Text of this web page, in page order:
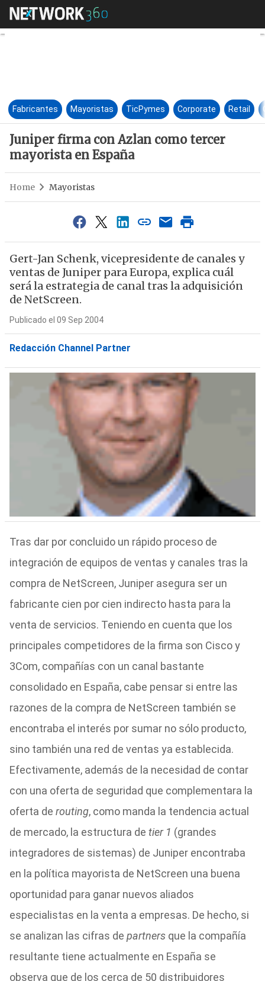
Juniper firma con Azlan
Fabricantes Mayoristas TicPymes Corporate Retail
Juniper firma con Azlan como tercer
mayorista en España
Home Mayoristas
Gert-Jan Schenk, vicepresidente de canales y
ventas de Juniper para Europa, explica cuál
será la estrategia de canal tras la adquisición
de NetScreen.
Publicado el 09 Sep 2004
Redacción Channel Partner
Tras dar por concluido un rápido proceso de
integración de equipos de ventas y canales tras la
compra de NetScreen, Juniper asegura ser un
fabricante cien por cien indirecto hasta para la
venta de servicios. Teniendo en cuenta que los
principales competidores de la firma son Cisco y
3Com, compañías con un canal bastante
consolidado en España, cabe pensar si entre las
razones de la compra de NetScreen también se
encontraba el interés por sumar no sólo producto,
sino también una red de ventas ya establecida.
Efectivamente, además de la necesidad de contar
con una oferta de seguridad que complementara la
oferta de routing, como manda la tendencia actual
de mercado, la estructura de tier 1 (grandes
integradores de sistemas) de Juniper encontraba
en la política mayorista de NetScreen una buena
oportunidad para ganar nuevos aliados
especialistas en la venta a empresas. De hecho, si
se analizan las cifras de partnersque la compañía
resultante tiene actualmente en España se
observa que de los cerca de 50 distribuidores